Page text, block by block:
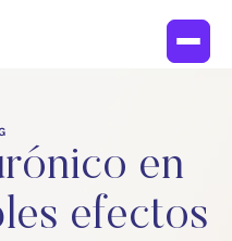
en
efectos